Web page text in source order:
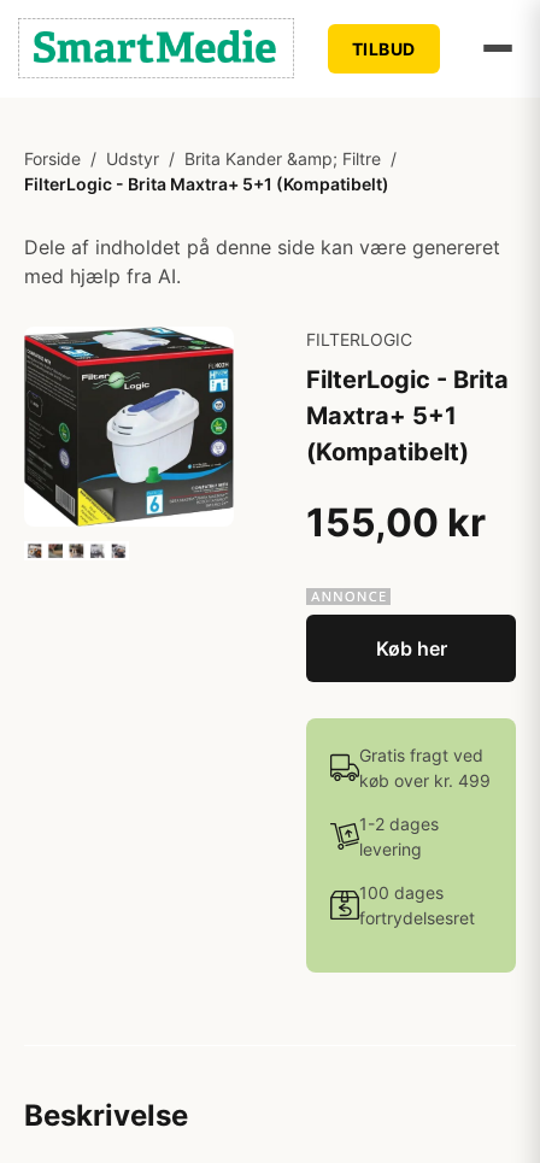
TILBUD
Forside / Udstyr / Brita Kander &amp; Filtre /
FilterLogic - Brita Maxtra+ 5+1 (Kompatibelt)
Dele af indholdet på denne side kan være genereret
med hjælp fra AI.
FILTERLOGIC
FilterLogic - Brita
Maxtra+ 5+1
(Kompatibelt)
155,00 kr
Køb her
Gratis fragt ved
køb over kr. 499
1-2 dages
levering
100 dages
fortrydelsesret
Beskrivelse